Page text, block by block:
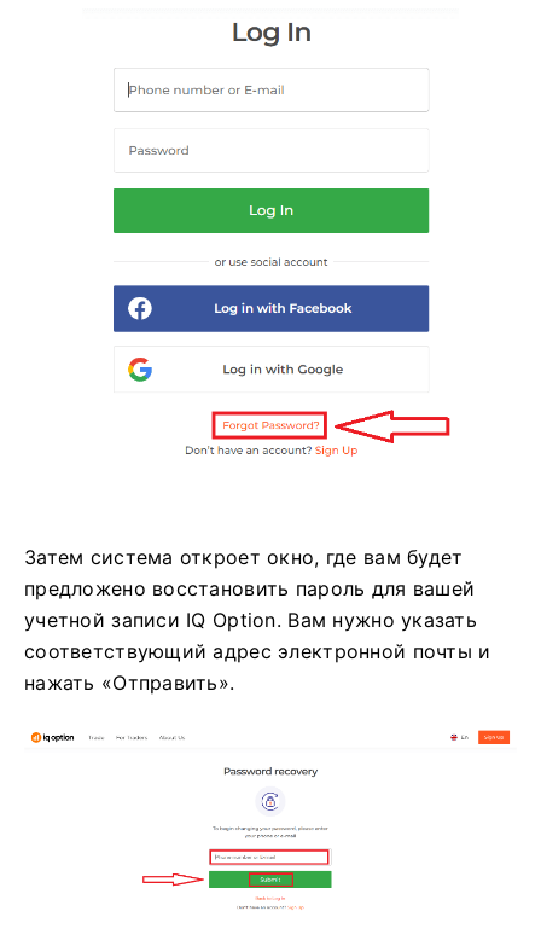
Затем система откроет окно, где вам будет
предложено восстановить пароль для вашей
учетной записи IQ Option. Вам нужно указать
соответствующий адрес электронной почты и
нажать «Отправить».